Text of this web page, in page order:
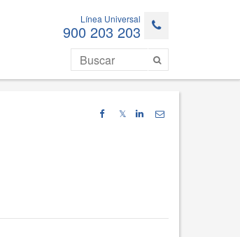
Línea Universal
900 203 203
𝕏